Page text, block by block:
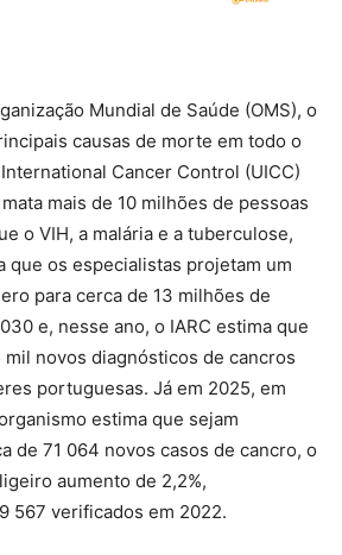
Mundial de Saúde (OMS), o
causas de morte em todo o
Cancer Control (UICC)
mais de 10 milhões de pessoas
o VIH, a malária e a tuberculose,
que os especialistas projetam um
para cerca de 13 milhões de
e, nesse ano, o IARC estima que
mil novos diagnósticos de cancros
portuguesas. Já em 2025, em
estima que sejam
de 71 064 novos casos de cancro, o
aumento de 2,2%,
567 verificados em 2022.